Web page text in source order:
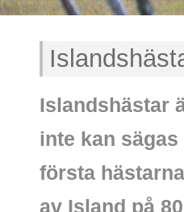
Islandshästar
inte kan
första
av Island på